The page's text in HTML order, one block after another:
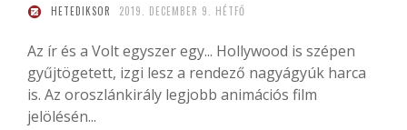
HETEDIKSOR 2019. DECEMBER 9. HÉTFŐ
Az ír és a Volt egyszer egy... Hollywood is szépen
gyűjtögetett, izgi lesz a rendező nagyágyúk harca
is. Az oroszlánkirály legjobb animációs film
jelölésén...